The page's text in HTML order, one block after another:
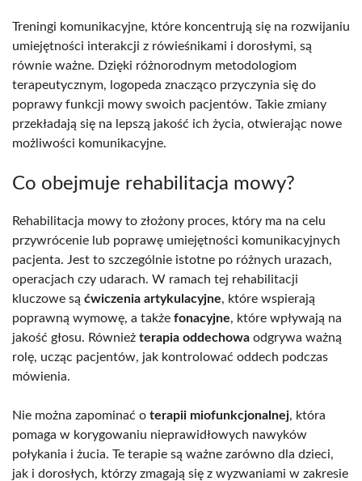
Treningi komunikacyjne, które koncentrują się na rozwijaniu
umiejętności interakcji z rówieśnikami i dorosłymi, są
równie ważne. Dzięki różnorodnym metodologiom
terapeutycznym, logopeda znacząco przyczynia się do
poprawy funkcji mowy swoich pacjentów. Takie zmiany
przekładają się na lepszą jakość ich życia, otwierając nowe
możliwości komunikacyjne.
Co obejmuje rehabilitacja mowy?
Rehabilitacja mowy to złożony proces, który ma na celu
przywrócenie lub poprawę umiejętności komunikacyjnych
pacjenta. Jest to szczególnie istotne po różnych urazach,
operacjach czy udarach. W ramach tej rehabilitacji
kluczowe są ćwiczenia artykulacyjne, które wspierają
poprawną wymowę, a także fonacyjne, które wpływają na
jakość głosu. Również terapia oddechowa odgrywa ważną
rolę, ucząc pacjentów, jak kontrolować oddech podczas
mówienia.
Nie można zapominać o terapii miofunkcjonalnej, która
pomaga w korygowaniu nieprawidłowych nawyków
połykania i żucia. Te terapie są ważne zarówno dla dzieci,
jak i dorosłych, którzy zmagają się z wyzwaniami w zakresie